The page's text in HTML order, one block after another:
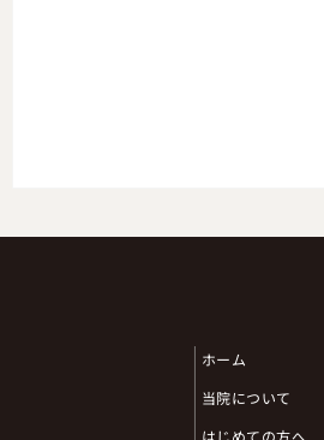
レーザー治療（スーパーライ
ック、皮膚科、整形外科、口腔外
科、産婦人科他多くの分野におい
て高い効果が実証されておりま
す。 今回当院で導入予定のレー
ホーム
当院について